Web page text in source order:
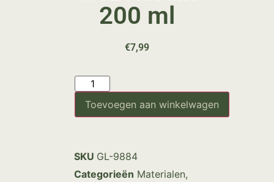
200 ml
€7,99
Toevoegen aan winkelwagen
SKU GL-9884
Categorieën Materialen,